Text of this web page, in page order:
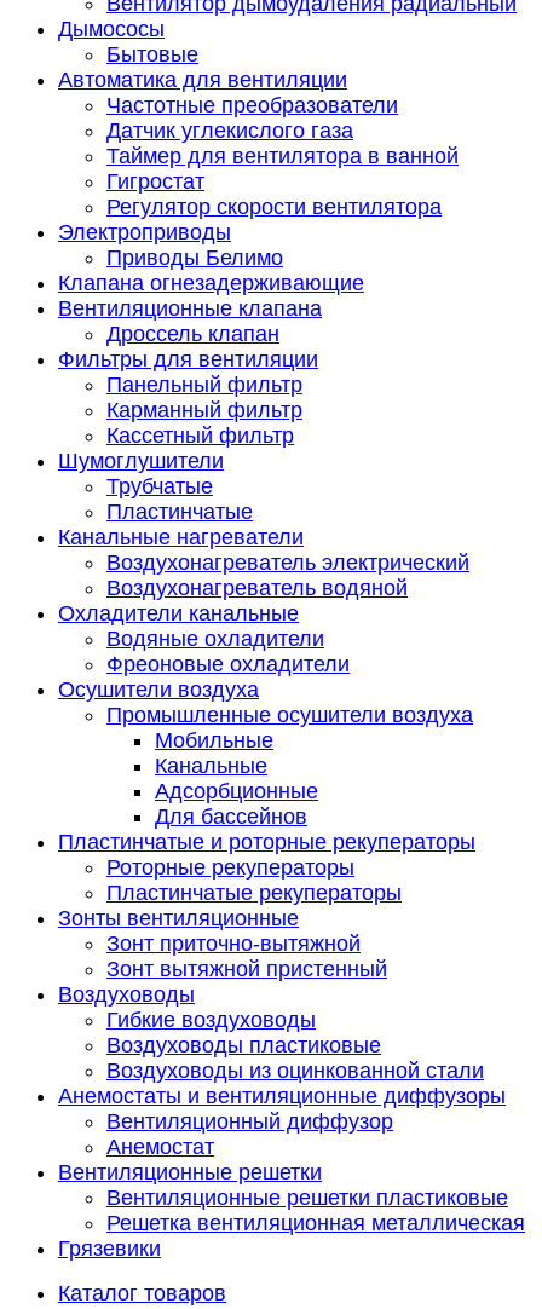
Дымососы
Бытовые
Автоматика для вентиляции
Частотные преобразователи
Датчик углекислого газа
Таймер для вентилятора в ванной
Гигростат
Регулятор скорости вентилятора
Электроприводы
Приводы Белимо
Клапана огнезадерживающие
Вентиляционные клапана
Дроссель клапан
Фильтры для вентиляции
Панельный фильтр
Карманный фильтр
Кассетный фильтр
Шумоглушители
Трубчатые
Пластинчатые
Канальные нагреватели
Воздухонагреватель электрический
Воздухонагреватель водяной
Охладители канальные
Водяные охладители
Фреоновые охладители
Осушители воздуха
Промышленные осушители воздуха
Мобильные
Канальные
Адсорбционные
Для бассейнов
Пластинчатые и роторные рекуператоры
Роторные рекуператоры
Пластинчатые рекуператоры
Зонты вентиляционные
Зонт приточно-вытяжной
Зонт вытяжной пристенный
Воздуховоды
Гибкие воздуховоды
Воздуховоды пластиковые
Воздуховоды из оцинкованной стали
Анемостаты и вентиляционные диффузоры
Вентиляционный диффузор
Анемостат
Вентиляционные решетки
Вентиляционные решетки пластиковые
Решетка вентиляционная металлическая
Грязевики
Каталог товаров